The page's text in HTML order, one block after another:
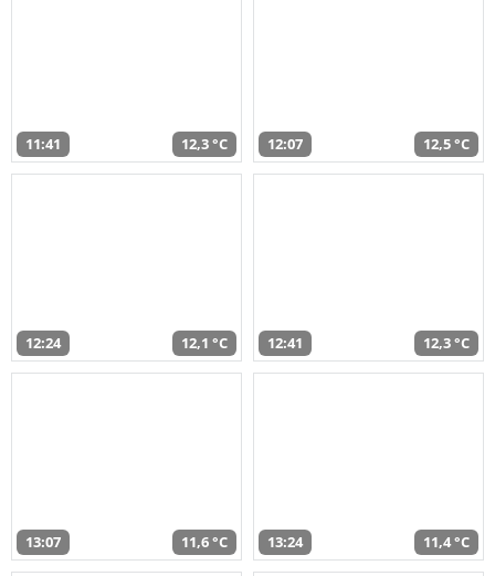
11:41 12,3 °C 12:07 12,5 °C
12:24 12,1 °C 12:41 12,3 °C
13:07 11,6 °C 13:24 11,4 °C